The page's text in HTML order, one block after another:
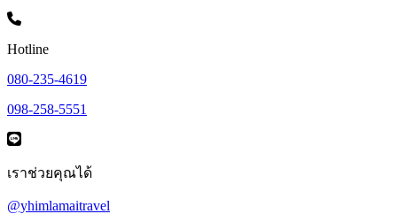
Hotline
080-235-4619
098-258-5551
เราช่วยคุณได้
@yhimlamaitravel